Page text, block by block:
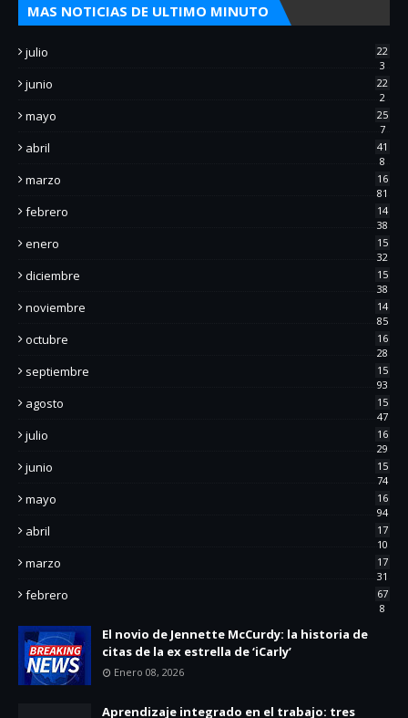
MAS NOTICIAS DE ULTIMO MINUTO
julio
22
3
junio
22
2
mayo
25
7
abril
41
8
marzo
16
81
febrero
14
38
enero
15
32
diciembre
15
38
noviembre
14
85
octubre
16
28
septiembre
15
93
agosto
15
47
julio
16
29
junio
15
74
mayo
16
94
abril
17
10
marzo
17
31
febrero
67
8
El novio de Jennette McCurdy: la historia de
citas de la ex estrella de ‘iCarly’
Enero 08, 2026
Aprendizaje integrado en el trabajo: tres